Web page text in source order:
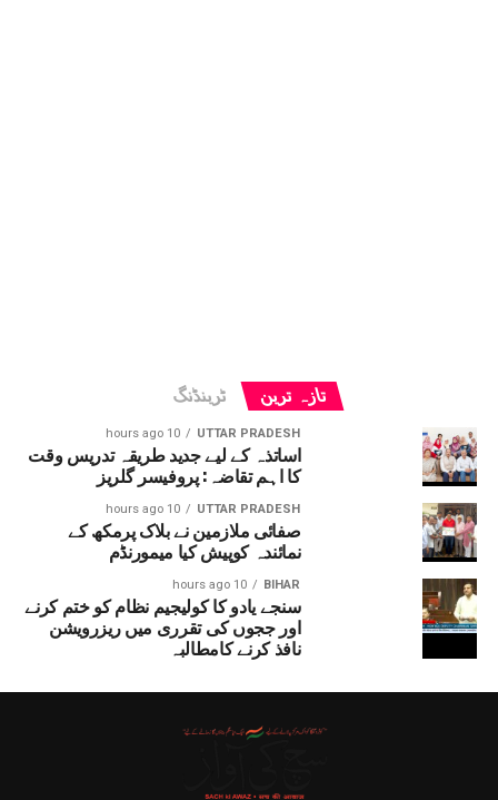
تازہ ترین ٹرینڈنگ
UTTAR PRADESH
10 hours ago
اساتذہ کے لیے جدید طریقہ تدریس وقت
کا اہم تقاضہ: پروفیسر گلریز
UTTAR PRADESH
10 hours ago
صفائی ملازمین نے بلاک پرمکھ کے
نمائندہ کوپیش کیا میمورنڈم
BIHAR
10 hours ago
سنجے یادو کا کولیجیم نظام کو ختم کرنے
اور ججوں کی تقرری میں ریزرویشن
نافذ کرنے کامطالبہ